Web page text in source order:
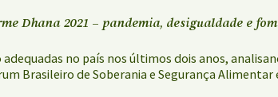
Dhana 2021 – pandemia, desigualdade e
no país nos últimos dois anos,
Brasileiro de Soberania e Segurança Alimentar